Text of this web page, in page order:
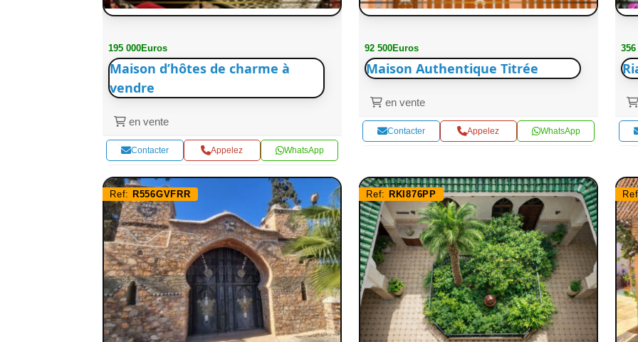
195 000Euros
Maison d’hôtes de charme à
vendre
en vente
Contacter Appelez WhatsApp
92 500Euros
Maison Authentique Titrée
en vente
Contacter Appelez WhatsApp
356
Ref: R556GVFRR Ref: RKI876PP